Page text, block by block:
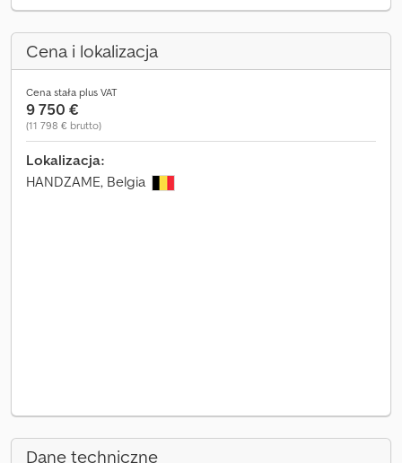
Cena i lokalizacja
Cena stała plus VAT
9 750 €
(11 798 € brutto)
Lokalizacja:
HANDZAME, Belgia
Dane techniczne